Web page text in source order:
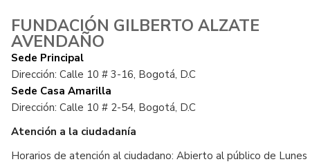
FUNDACIÓN GILBERTO ALZATE
AVENDAÑO
Sede Principal
Dirección: Calle 10 # 3-16, Bogotá, D.C
Sede Casa Amarilla
Dirección: Calle 10 # 2-54, Bogotá, D.C
Atención a la ciudadanía
Horarios de atención al ciudadano: Abierto al público de Lunes